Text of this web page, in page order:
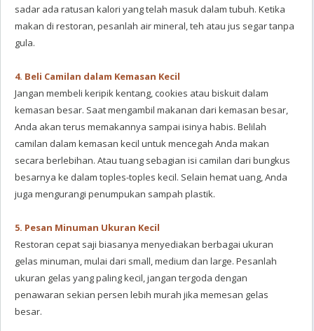
sadar ada ratusan kalori yang telah masuk dalam tubuh. Ketika
makan di restoran, pesanlah air mineral, teh atau jus segar tanpa
gula.
4. Beli Camilan dalam Kemasan Kecil
Jangan membeli keripik kentang, cookies atau biskuit dalam
kemasan besar. Saat mengambil makanan dari kemasan besar,
Anda akan terus memakannya sampai isinya habis. Belilah
camilan dalam kemasan kecil untuk mencegah Anda makan
secara berlebihan. Atau tuang sebagian isi camilan dari bungkus
besarnya ke dalam toples-toples kecil. Selain hemat uang, Anda
juga mengurangi penumpukan sampah plastik.
5. Pesan Minuman Ukuran Kecil
Restoran cepat saji biasanya menyediakan berbagai ukuran
gelas minuman, mulai dari small, medium dan large. Pesanlah
ukuran gelas yang paling kecil, jangan tergoda dengan
penawaran sekian persen lebih murah jika memesan gelas
besar.